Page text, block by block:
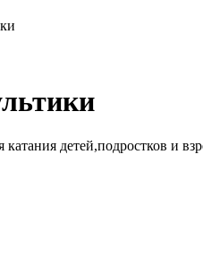
детей,подростков и